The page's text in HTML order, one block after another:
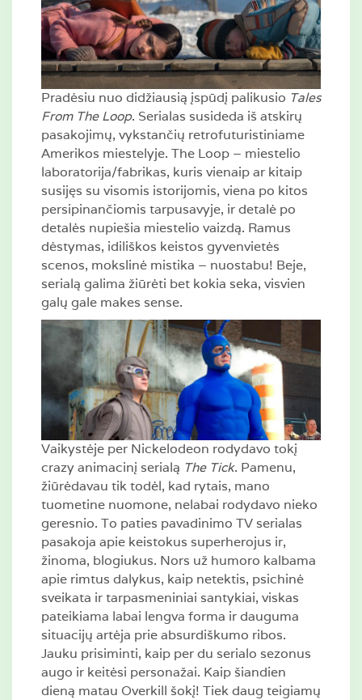
Pradėsiu nuo didžiausią įspūdį palikusio Tales
From The Loop. Serialas susideda iš atskirų
pasakojimų, vykstančių retrofuturistiniame
Amerikos miestelyje. The Loop – miestelio
laboratorija/fabrikas, kuris vienaip ar kitaip
susijęs su visomis istorijomis, viena po kitos
persipinančiomis tarpusavyje, ir detalė po
detalės nupiešia miestelio vaizdą. Ramus
dėstymas, idiliškos keistos gyvenvietės
scenos, mokslinė mistika – nuostabu! Beje,
serialą galima žiūrėti bet kokia seka, visvien
galų gale makes sense.
Vaikystėje per Nickelodeon rodydavo tokį
crazy animacinį serialą The Tick. Pamenu,
žiūrėdavau tik todėl, kad rytais, mano
tuometine nuomone, nelabai rodydavo nieko
geresnio. To paties pavadinimo TV serialas
pasakoja apie keistokus superherojus ir,
žinoma, blogiukus. Nors už humoro kalbama
apie rimtus dalykus, kaip netektis, psichinė
sveikata ir tarpasmeniniai santykiai, viskas
pateikiama labai lengva forma ir dauguma
situacijų artėja prie absurdiškumo ribos.
Jauku prisiminti, kaip per du serialo sezonus
augo ir keitėsi personažai. Kaip šiandien
dieną matau Overkill šokį! Tiek daug teigiamų